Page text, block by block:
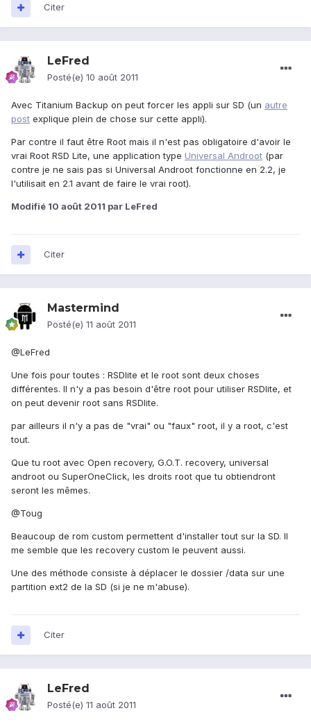
Citer
LeFred
Posté(e) 10 août 2011
Avec Titanium Backup on peut forcer les appli sur SD (un autre
post explique plein de chose sur cette appli).
Par contre il faut être Root mais il n'est pas obligatoire d'avoir le
vrai Root RSD Lite, une application type Universal Androot (par
contre je ne sais pas si Universal Androot fonctionne en 2.2, je
l'utilisait en 2.1 avant de faire le vrai root).
Modifié 10 août 2011 par LeFred
Citer
Mastermind
Posté(e) 11 août 2011
@LeFred
Une fois pour toutes : RSDlite et le root sont deux choses
différentes. Il n'y a pas besoin d'être root pour utiliser RSDlite, et
on peut devenir root sans RSDlite.
par ailleurs il n'y a pas de "vrai" ou "faux" root, il y a root, c'est
tout.
Que tu root avec Open recovery, G.O.T. recovery, universal
androot ou SuperOneClick, les droits root que tu obtiendront
seront les mêmes.
@Toug
Beaucoup de rom custom permettent d'installer tout sur la SD. Il
me semble que les recovery custom le peuvent aussi.
Une des méthode consiste à déplacer le dossier /data sur une
partition ext2 de la SD (si je ne m'abuse).
Citer
LeFred
Posté(e) 11 août 2011